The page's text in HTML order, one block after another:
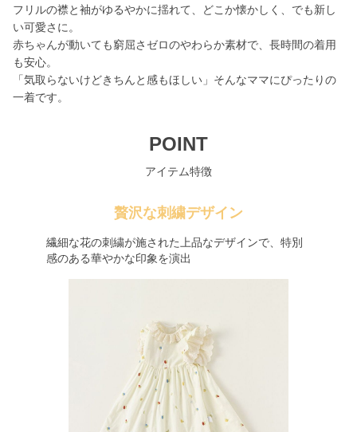
フリルの襟と袖がゆるやかに揺れて、どこか懐かしく、でも新し
い可愛さに。
赤ちゃんが動いても窮屈さゼロのやわらか素材で、長時間の着用
も安心。
「気取らないけどきちんと感もほしい」そんなママにぴったりの
一着です。
POINT
アイテム特徴
贅沢な刺繍デザイン
繊細な花の刺繍が施された上品なデザインで、特別
感のある華やかな印象を演出